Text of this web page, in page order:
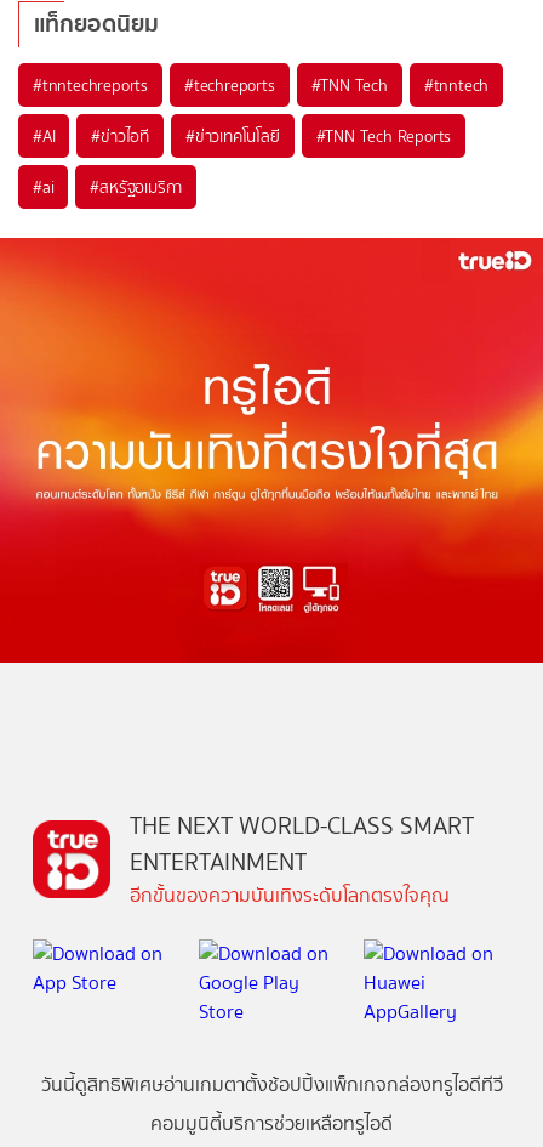
แท็กยอดนิยม
#tnntechreports #techreports #TNN Tech #tnntech
#AI #ข่าวไอที #ข่าวเทคโนโลยี #TNN Tech Reports
#ai #สหรัฐอเมริกา
THE NEXT WORLD-CLASS SMART
ENTERTAINMENT
อีกขั้นของความบันเทิงระดับโลกตรงใจคุณ
วันนี้ดูสิทธิพิเศษอ่านเกมตาตั้งช้อปปิ้งแพ็กเกจกล่องทรูไอดีทีวี
คอมมูนิตี้บริการช่วยเหลือทรูไอดี